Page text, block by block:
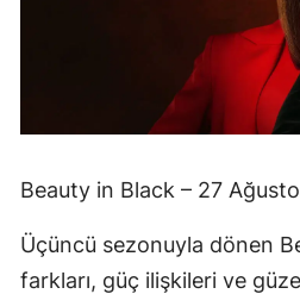
Beauty in Black – 27
Üçüncü sezonuyla dönen
farkları, güç ilişkileri ve